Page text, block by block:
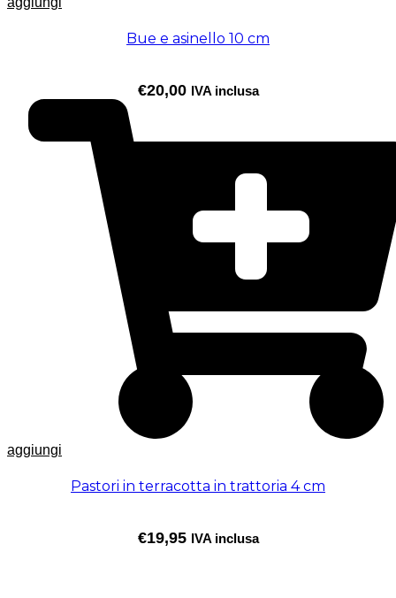
Bue e asinello 10 cm
€20,00 IVA inclusa
aggiungi
Pastori in terracotta in trattoria 4 cm
€19,95 IVA inclusa